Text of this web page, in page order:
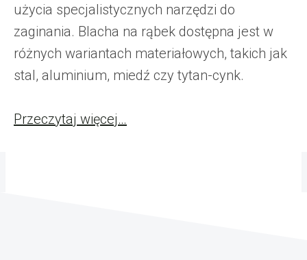
użycia specjalistycznych narzędzi do
zaginania. Blacha na rąbek dostępna jest w
różnych wariantach materiałowych, takich jak
stal, aluminium, miedź czy tytan-cynk.
Przeczytaj więcej…